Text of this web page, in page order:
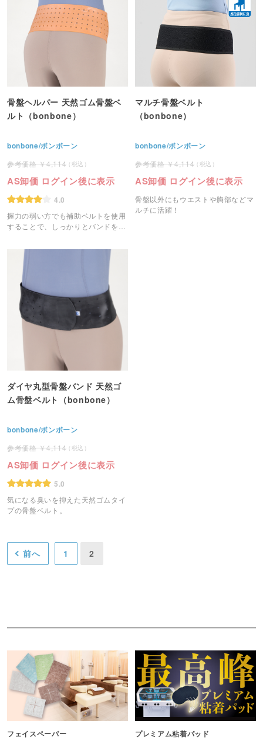
骨盤ヘルパー 天然ゴム骨盤ベ
ルト（bonbone）
bonbone/ボンボーン
4,114
AS卸価 ログイン後に表示
4.0
握力の弱い方でも補助ベルトを使用
することで、しっかりとバンドを装
マルチ骨盤ベルト
（bonbone）
bonbone/ボンボーン
4,114
AS卸価 ログイン後に表示
骨盤以外にもウエストや胸部などマ
ルチに活躍！
ダイヤ丸型骨盤バンド 天然ゴ
ム骨盤ベルト（bonbone）
bonbone/ボンボーン
4,114
AS卸価 ログイン後に表示
5.0
気になる臭いを抑えた天然ゴムタイ
プの骨盤ベルト。
前へ 1 2
フェイスペーパー プレミアム粘着パッド